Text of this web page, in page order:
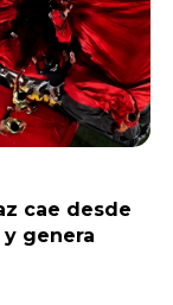
cae desde
y genera